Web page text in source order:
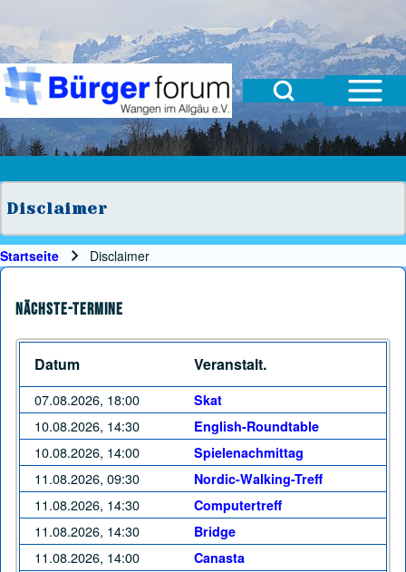
Suche Schließen
Suchformular
Suche
Open Sidebar
Open Search Block
Disclaimer
Pfadnavigation
Startseite Disclaimer
Nächste-Termine
Datum Veranstalt.
07.08.2026, 18:00 Skat
10.08.2026, 14:30 English-Roundtable
10.08.2026, 14:00 Spielenachmittag
11.08.2026, 09:30 Nordic-Walking-Treff
11.08.2026, 14:30 Computertreff
11.08.2026, 14:30 Bridge
11.08.2026, 14:00 Canasta